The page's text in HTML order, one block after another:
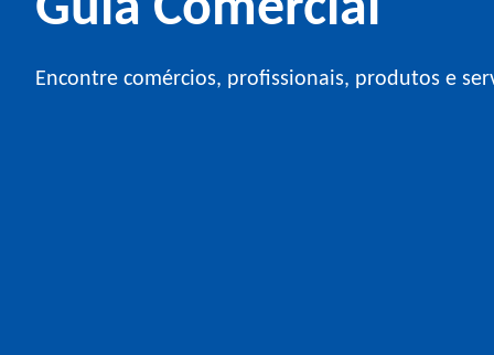
Encontre comércios, profissionais, produtos e